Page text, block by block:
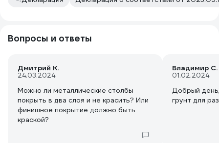
Вопросы и ответы
Дмитрий К.
24.03.2024
Можно ли металлические столбы
покрыть в два слоя и не красить? Или
финишное покрытие должно быть
краской?
Владимир С.
01.02.2024
Добрый
грунт для